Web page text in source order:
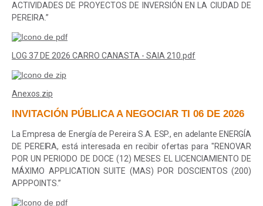
ACTIVIDADES DE PROYECTOS DE INVERSIÓN EN LA CIUDAD DE
PEREIRA.”
LOG 37 DE 2026 CARRO CANASTA - SAIA 210.pdf
Anexos.zip
INVITACIÓN PÚBLICA A NEGOCIAR TI 06 DE 2026
La Empresa de Energía de Pereira S.A. ESP., en adelante ENERGÍA
DE PEREIRA, está interesada en recibir ofertas para "RENOVAR
POR UN PERIODO DE DOCE (12) MESES EL LICENCIAMIENTO DE
MÁXIMO APPLICATION SUITE (MAS) POR DOSCIENTOS (200)
APPPOINTS.”